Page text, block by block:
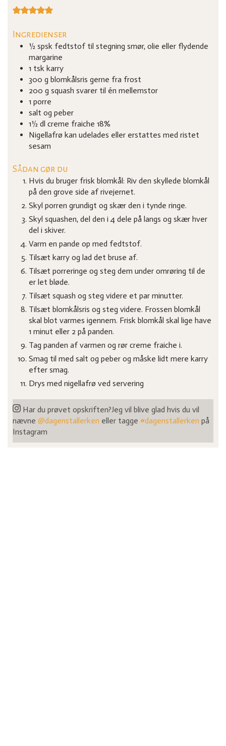
Ingredienser
½ spsk fedtstof til stegning smør, olie eller flydende
margarine
1 tsk karry
300 g blomkålsris gerne fra frost
200 g squash svarer til én mellemstor
1 porre
salt og peber
1½ dl creme fraiche 18%
Nigellafrø kan udelades eller erstattes med ristet
sesam
Sådan gør du
Hvis du bruger frisk blomkål: Riv den skyllede blomkål
på den grove side af rivejernet.
Skyl porren grundigt og skær den i tynde ringe.
Skyl squashen, del den i 4 dele på langs og skær hver
del i skiver.
Varm en pande op med fedtstof.
Tilsæt karry og lad det bruse af.
Tilsæt porreringe og steg dem under omrøring til de
er let bløde.
Tilsæt squash og steg videre et par minutter.
Tilsæt blomkålsris og steg videre. Frossen blomkål
skal blot varmes igennem. Frisk blomkål skal lige have
1 minut eller 2 på panden.
Tag panden af varmen og rør creme fraiche i.
Smag til med salt og peber og måske lidt mere karry
efter smag.
Drys med nigellafrø ved servering
Har du prøvet opskriften?Jeg vil blive glad hvis du vil
nævne @dagenstallerken eller tagge #dagenstallerken på
Instagram